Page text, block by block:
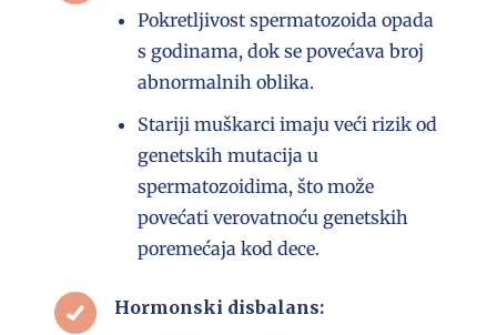
Pokretljivost spermatozoida opada
s godinama, dok se povećava broj
abnormalnih oblika.
Stariji muškarci imaju veći rizik od
genetskih mutacija u
spermatozoidima, što može
povećati verovatnoću genetskih
poremećaja kod dece.
Hormonski disbalans: